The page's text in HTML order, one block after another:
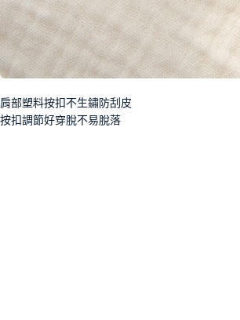
肩部塑料按扣不生鏽防刮皮
按扣調節好穿脫不易脫落